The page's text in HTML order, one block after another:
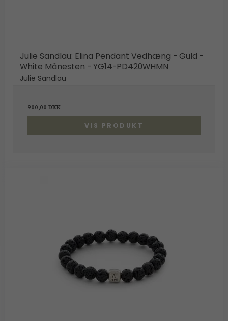
Julie Sandlau: Elina Pendant Vedhæng - Guld -
White Månesten - YG14-PD420WHMN
Julie Sandlau
900,00 DKK
VIS PRODUKT